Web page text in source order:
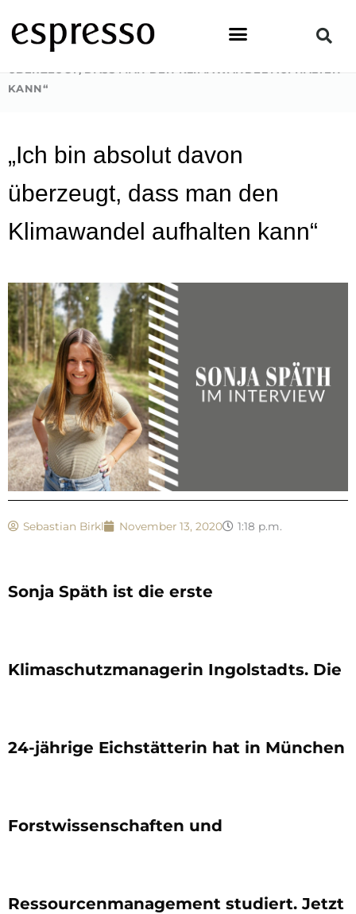
Inhalt
springen
STARTSEITE
KANN“
„Ich bin absolut davon
überzeugt, dass man den
Klimawandel aufhalten kann“
Sebastian Birkl November 13, 2020 1:18 p.m.
Sonja Späth ist die erste
Klimaschutzmanagerin Ingolstadts. Die
24-jährige Eichstätterin hat in München
Forstwissenschaften und
Ressourcenmanagement studiert. Jetzt